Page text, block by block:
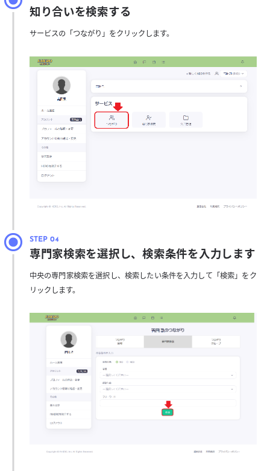
知り合いを検索する
サービスの「つながり」をクリックします。
専門家検索を選択し、検索条件を入力します
中央の専門家検索を選択し、検索したい条件を入力して「検索」をク
リックします。